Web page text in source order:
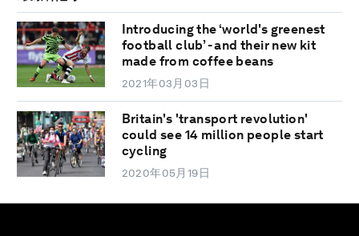
Introducing the ‘world's greenest
football club’ - and their new kit
made from coffee beans
2021年03月03日
Britain's 'transport revolution'
could see 14 million people start
cycling
2020年05月19日